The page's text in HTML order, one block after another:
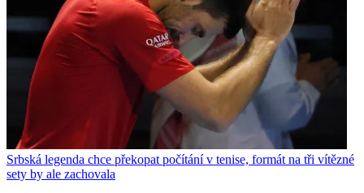
Srbská legenda chce překopat počítání v tenise, formát na tři vítězné
sety by ale zachovala